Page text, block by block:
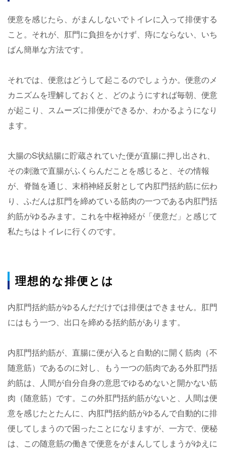
便意を感じたら、がまんしないでトイレに入って排便する
こと。それが、肛門に負担をかけず、痔にならない、いち
ばん簡単な方法です。
それでは、便意はどうして起こるのでしょうか。便意のメ
カニズムを理解しておくと、どのようにすれば毎朝、便意
が起こり、スムーズに排便ができるか、わかるようになり
ます。
大腸のS状結腸に貯蔵されていた便が直腸に押し出され、
その刺激で直腸がふくらんだことを感じると、その情報
が、脊髄を通じ、末梢神経反射として内肛門括約筋に伝わ
り、ふだんは肛門を締めている筋肉の一つである内肛門括
約筋がゆるみます。これを中枢神経が「便意だ」と感じて
私たちはトイレに行くのです。
理想的な排便とは
内肛門括約筋がゆるんだだけでは排便はできません。肛門
にはもう一つ、出口を締める括約筋があります。
内肛門括約筋が、直腸に便が入ると自動的に開く筋肉（不
随意筋）であるのに対し、もう一つの筋肉である外肛門括
約筋は、人間が自分自身の意思でゆるめないと開かない筋
肉（随意筋）です。この外肛門括約筋がないと、人間は便
意を感じたとたんに、内肛門括約筋がゆるんで自動的に排
便してしまうので困ったことになりますが、一方で、便秘
は、この随意筋の働きで便意をがまんしてしまうがゆえに